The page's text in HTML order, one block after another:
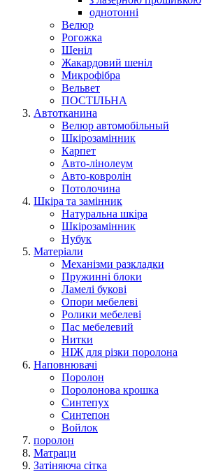
однотонні
Велюр
Рогожка
Шеніл
Жакардовий шеніл
Микрофібра
Вельвет
ПОСТІЛЬНА
Автотканина
Велюр автомобільный
Шкірозамінник
Карпет
Авто-лінолеум
Авто-ковролін
Потолочина
Шкіра та замінник
Натуральна шкіра
Шкірозамінник
Нубук
Матеріали
Механізми разкладки
Пружинні блоки
Ламелі букові
Опори мебелеві
Ролики мебелеві
Пас мебелевий
Нитки
НІЖ для різки поролона
Наповнювачі
Поролон
Поролонова крошка
Синтепух
Синтепон
Войлок
поролон
Матраци
Затіняюча сітка